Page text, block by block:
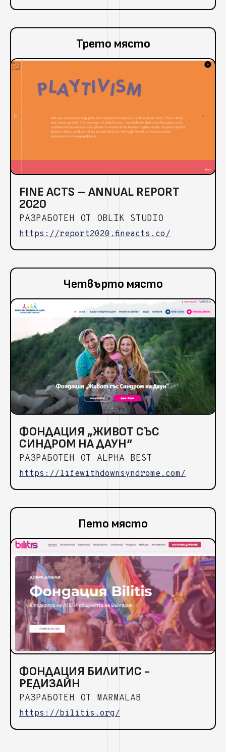
Трето място
FINE ACTS – ANNUAL REPORT
2020
РАЗРАБОТЕН ОТ OBLIK STUDIO
https://report2020.fineacts.co/
Четвърто място
ФОНДАЦИЯ „ЖИВОТ СЪС
СИНДРОМ НА ДАУН“
РАЗРАБОТЕН ОТ ALPHA BEST
https://lifewithdownsyndrome.com/
Пето място
ФОНДАЦИЯ БИЛИТИС -
РЕДИЗАЙН
РАЗРАБОТЕН ОТ MARMALAB
https://bilitis.org/